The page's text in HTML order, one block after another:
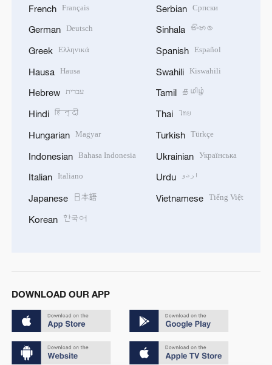
French Français
German Deutsch
Greek Ελληνικά
Hausa Hausa
Hebrew עברית
Hindi हिन्दी
Hungarian Magyar
Indonesian Bahasa Indonesia
Italian Italiano
Japanese 日本語
Korean 한국어
Serbian Српски
Sinhala සිංහල
Spanish Español
Swahili Kiswahili
Tamil தமிழ்
Thai ไทย
Turkish Türkçe
Ukrainian Українська
Urdu اردو
Vietnamese Tiếng Việt
DOWNLOAD OUR APP